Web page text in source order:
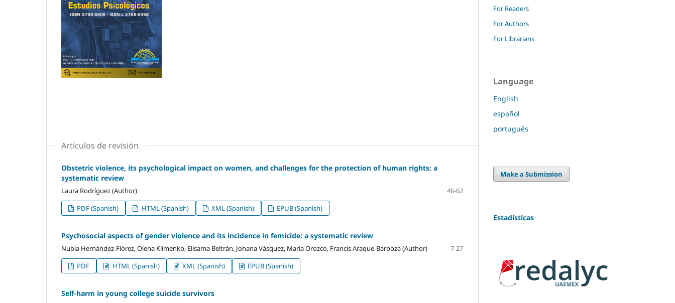
Artículos de revisión
Obstetric violence, its psychological impact on women, and challenges for the protection of human rights: a
systematic review
Laura Rodríguez (Author)
46-62
PDF (Spanish)
HTML (Spanish) XML (Spanish) EPUB (Spanish)
Psychosocial aspects of gender violence and its incidence in femicide: a systematic review
Nubia Hernández-Flórez, Olena Klimenko, Elisama Beltrán, Johana Vásquez, Maria Orozco, Francis Araque-Barboza (Author)
7-27
PDF
HTML (Spanish) XML (Spanish) EPUB (Spanish)
Self-harm in young college suicide survivors
For Readers
For Authors
For Librarians
Language
English
español
português
Make a Submission
Estadísticas